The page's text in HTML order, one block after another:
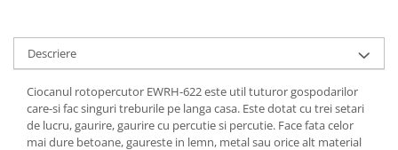
Incubatoare, oparitoare si
deplumatoare
Echipamente pentru animale
Aparate de tuns animale
Piese si accesorii aparate de tuns
Descriere
Ciocanul rotopercutor EWRH-622este util tuturor gospodarilor
care-si fac singuri treburile pe langa casa. Este dotat cu trei setari
de lucru,gaurire, gaurire cu percutie si percutie. Face fata celor
mai dure betoane, gaureste in lemn, metal sau orice alt material